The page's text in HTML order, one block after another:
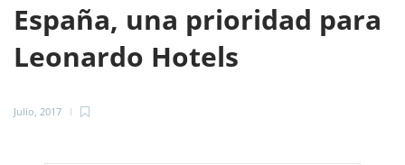
España, una prioridad para
Leonardo Hotels
Julio, 2017